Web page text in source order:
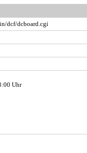
dcf/dcboard.cgi
Uhr